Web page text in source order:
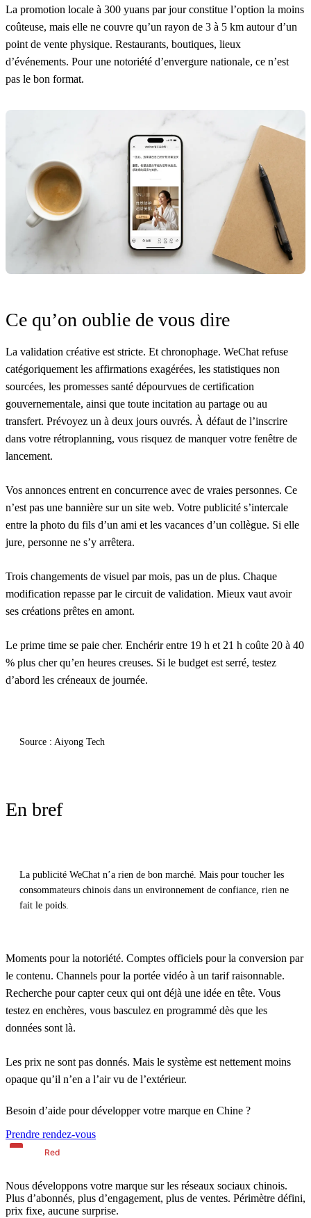
La promotion locale à 300 yuans par jour constitue l’option la moins
coûteuse, mais elle ne couvre qu’un rayon de 3 à 5 km autour d’un
point de vente physique. Restaurants, boutiques, lieux
d’événements. Pour une notoriété d’envergure nationale, ce n’est
pas le bon format.
Ce qu’on oublie de vous dire
La validation créative est stricte. Et chronophage. WeChat refuse
catégoriquement les affirmations exagérées, les statistiques non
sourcées, les promesses santé dépourvues de certification
gouvernementale, ainsi que toute incitation au partage ou au
transfert. Prévoyez un à deux jours ouvrés. À défaut de l’inscrire
dans votre rétroplanning, vous risquez de manquer votre fenêtre de
lancement.
Vos annonces entrent en concurrence avec de vraies personnes. Ce
n’est pas une bannière sur un site web. Votre publicité s’intercale
entre la photo du fils d’un ami et les vacances d’un collègue. Si elle
jure, personne ne s’y arrêtera.
Trois changements de visuel par mois, pas un de plus. Chaque
modification repasse par le circuit de validation. Mieux vaut avoir
ses créations prêtes en amont.
Le prime time se paie cher. Enchérir entre 19 h et 21 h coûte 20 à 40
% plus cher qu’en heures creuses. Si le budget est serré, testez
d’abord les créneaux de journée.
Source : Aiyong Tech
En bref
La publicité WeChat n’a rien de bon marché. Mais pour toucher les
consommateurs chinois dans un environnement de confiance, rien ne
fait le poids.
Moments pour la notoriété. Comptes officiels pour la conversion par
le contenu. Channels pour la portée vidéo à un tarif raisonnable.
Recherche pour capter ceux qui ont déjà une idée en tête. Vous
testez en enchères, vous basculez en programmé dès que les
données sont là.
Les prix ne sont pas donnés. Mais le système est nettement moins
opaque qu’il n’en a l’air vu de l’extérieur.
Besoin d’aide pour développer votre marque en Chine ?
Prendre rendez-vous
Nous développons votre marque sur les réseaux sociaux chinois.
Plus d’abonnés, plus d’engagement, plus de ventes. Périmètre défini,
prix fixe, aucune surprise.